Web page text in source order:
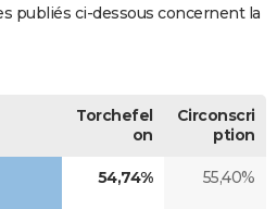
publiés ci-dessous concernent la
Torchefel
on
Circonscri
ption
54,74% 55,40%